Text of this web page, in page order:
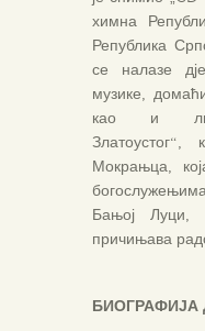
химна
Република
се налазе
музике,
као и
Мокрањца,
Бањој Луци,
причињава
БИОГРАФИЈА